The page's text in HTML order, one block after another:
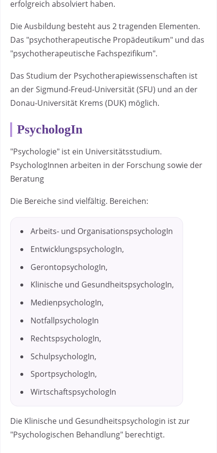
erfolgreich absolviert haben.
Die Ausbildung besteht aus 2 tragenden Elementen.
Das "psychotherapeutische Propädeutikum" und das
"psychotherapeutische Fachspezifikum".
Das Studium der Psychotherapiewissenschaften ist
an der Sigmund-Freud-Universität (SFU) und an der
Donau-Universität Krems (DUK) möglich.
PsychologIn
"Psychologie" ist ein Universitätsstudium.
PsychologInnen arbeiten in der Forschung sowie der
Beratung
Die Bereiche sind vielfältig. Bereichen:
Arbeits- und OrganisationspsychologIn
EntwicklungspsychologIn,
GerontopsychologIn,
Klinische und GesundheitspsychologIn,
MedienpsychologIn,
NotfallpsychologIn
RechtspsychologIn,
SchulpsychologIn,
SportpsychologIn,
WirtschaftspsychologIn
Die Klinische und Gesundheitspsychologin ist zur
"Psychologischen Behandlung" berechtigt.